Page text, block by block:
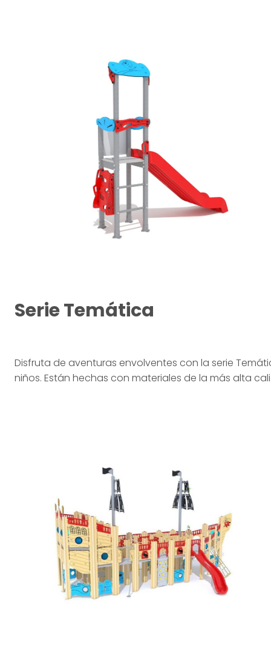
Serie Temática
Disfruta de aventuras envolventes con la serie
niños. Están hechas con materiales de la más alta